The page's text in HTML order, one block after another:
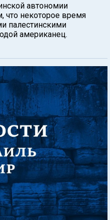
автономии
что некоторое время
палестинскими
американец.